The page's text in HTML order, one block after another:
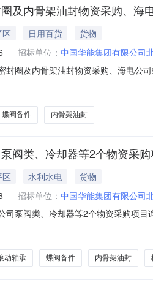
及内骨架油封物资采购、
日用百货
货物
招标单位： 中国华能集团有限公司
封圈及内骨架油封物资采购、海电公
已具备采购条件，现邀请你单位参加
蝶阀备件 内骨架油封
阀类、冷却器等2个物资采
水利水电
货物
招标单位： 中国华能集团有限公司
司泵阀类、冷却器等2个物资采购项
类、冷却器等2个物资采购项目2.2采
动轴承 蝶阀备件 内骨架油封